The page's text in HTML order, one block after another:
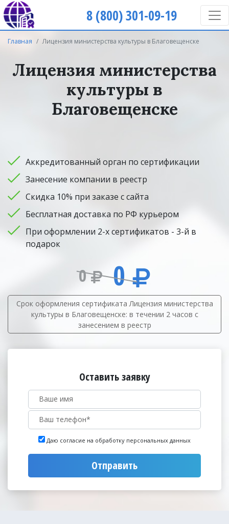
8 (800) 301-09-19
Главная Лицензия министерства культуры в Благовещенске
Лицензия министерства
культуры в
Благовещенске
Аккредитованный орган по сертификации
Занесение компании в реестр
Скидка 10% при заказе с сайта
Бесплатная доставка по РФ курьером
При оформлении 2-х сертификатов - 3-й в
подарок
0 0
Срок оформления сертификата Лицензия министерства
культуры в Благовещенске: в течении 2 часов с
занесением в реестр
Оставить заявку
Даю согласие на обработку персональных данных
Отправить